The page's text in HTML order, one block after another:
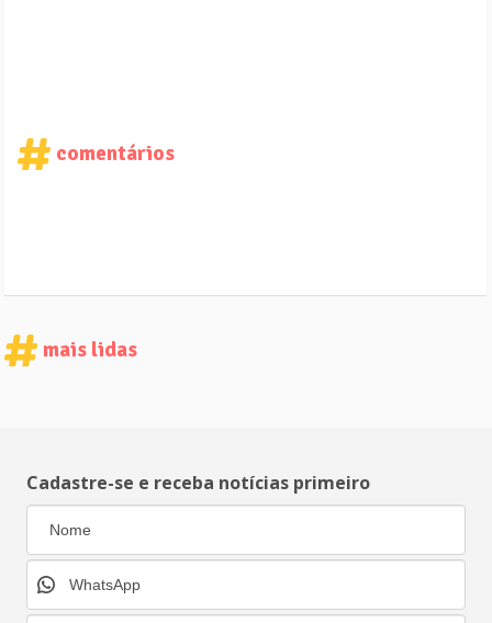
comentários
mais lidas
Cadastre-se e receba notícias primeiro